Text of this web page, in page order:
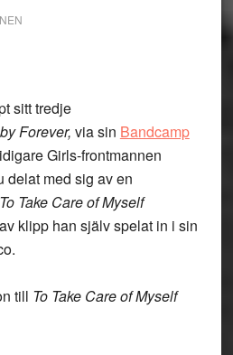
sitt tredje
Forever, via sin Bandcamp
Girls-frontmannen
delat med sig av en
To Take Care of Myself
klipp han själv spelat in i sin
till To Take Care of Myself